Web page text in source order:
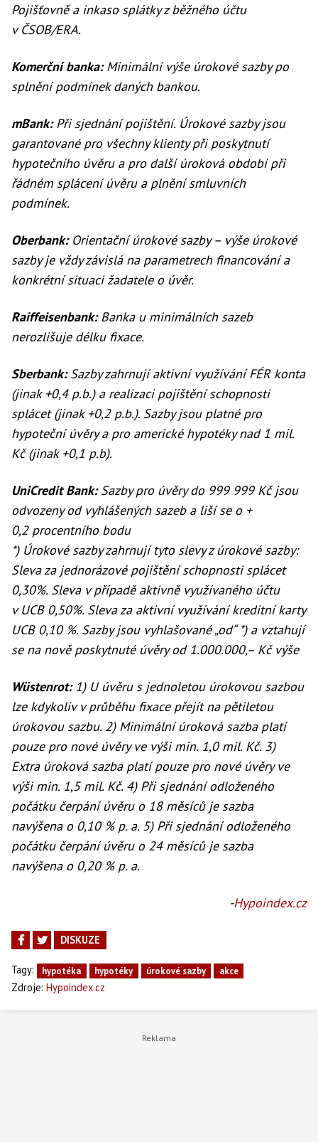
Pojišťovně a inkaso splátky z běžného účtu
v ČSOB/ERA.
Komerční banka:Minimální výše úrokové sazby po
splnění podmínek daných bankou.
mBank:Při sjednání pojištění. Úrokové sazby jsou
garantované pro všechny klienty při poskytnutí
hypotečního úvěru a pro další úroková období při
řádném splácení úvěru a plnění smluvních
podmínek.
Oberbank:Orientační úrokové sazby – výše úrokové
sazby je vždy závislá na parametrech financování a
konkrétní situaci žadatele o úvěr.
Raiffeisenbank:Banka u minimálních sazeb
nerozlišuje délku fixace.
Sberbank:Sazby zahrnují aktivní využívání FÉR konta
(jinak +0,4 p.b.) a realizaci pojištění schopnosti
splácet (jinak +0,2 p.b.). Sazby jsou platné pro
hypoteční úvěry a pro americké hypotéky nad 1 mil.
Kč (jinak +0,1 p.b).
UniCredit Bank:Sazby pro úvěry do 999 999 Kč jsou
odvozeny od vyhlášených sazeb a liší se o +
0,2 procentního bodu
*) Úrokové sazby zahrnují tyto slevy z úrokové sazby:
Sleva za jednorázové pojištění schopnosti splácet
0,30%. Sleva v případě aktivně využívaného účtu
v UCB 0,50%. Sleva za aktivní využívání kreditní karty
UCB 0,10 %. Sazby jsou vyhlašované „od“ *) a vztahují
se na nově poskytnuté úvěry od 1.000.000,– Kč výše
Wüstenrot:1) U úvěru s jednoletou úrokovou sazbou
lze kdykoliv v průběhu fixace přejít na pětiletou
úrokovou sazbu. 2) Minimální úroková sazba platí
pouze pro nové úvěry ve výši min. 1,0 mil. Kč. 3)
Extra úroková sazba platí pouze pro nové úvěry ve
výši min. 1,5 mil. Kč. 4) Při sjednání odloženého
počátku čerpání úvěru o 18 měsíců je sazba
navýšena o 0,10 % p. a. 5) Při sjednání odloženého
počátku čerpání úvěru o 24 měsíců je sazba
navýšena o 0,20 % p. a.
-Hypoindex.cz
DISKUZE
Tagy: hypotéka hypotéky úrokové sazby akce
Zdroje: Hypoindex.cz